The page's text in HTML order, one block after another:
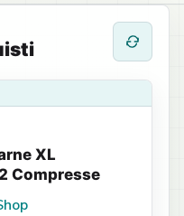
XL
Compresse